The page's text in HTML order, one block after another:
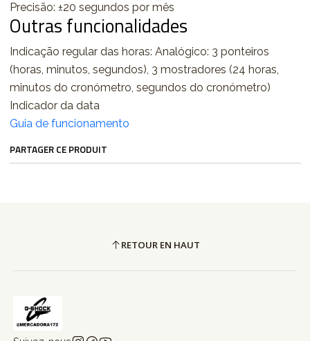
Precisão: ±20 segundos por mês
Outras funcionalidades
Indicação regular das horas: Analógico: 3 ponteiros
(horas, minutos, segundos), 3 mostradores (24 horas,
minutos do cronómetro, segundos do cronómetro)
Indicador da data
Guia de funcionamento
PARTAGER CE PRODUIT
RETOUR EN HAUT